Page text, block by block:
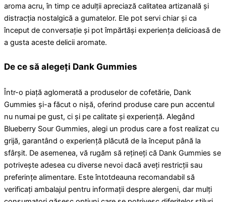
aroma acru, în timp ce adulții apreciază calitatea artizanală și
distracția nostalgică a gumatelor. Ele pot servi chiar și ca
început de conversație și pot împărtăși experiența delicioasă de
a gusta aceste delicii aromate.
De ce să alegeți Dank Gummies
Într-o piață aglomerată a produselor de cofetărie, Dank
Gummies și-a făcut o nișă, oferind produse care pun accentul
nu numai pe gust, ci și pe calitate și experiență. Alegând
Blueberry Sour Gummies, alegi un produs care a fost realizat cu
grijă, garantând o experiență plăcută de la început până la
sfârșit. De asemenea, vă rugăm să rețineți că Dank Gummies se
potrivește adesea cu diverse nevoi dacă aveți restricții sau
preferințe alimentare. Este întotdeauna recomandabil să
verificați ambalajul pentru informații despre alergeni, dar mulți